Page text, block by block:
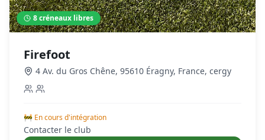
8créneaux libres
Firefoot
4 Av. du Gros Chêne, 95610 Éragny, France, cergy
🚧 En cours d'intégration
Contacter le club